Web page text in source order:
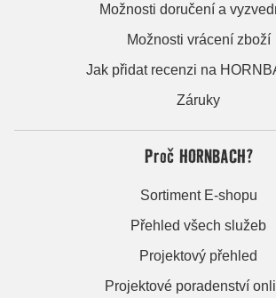
Možnosti doručení a
Možnosti vrácení zboží
Jak přidat recenzi na
Záruky
Proč HORNBACH?
Sortiment E-shopu
Přehled všech služeb
Projektový přehled
Projektové poradenství